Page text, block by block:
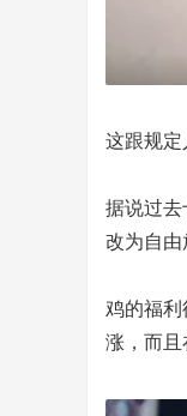
这跟规定
据说过去
改为自由
鸡的福
涨，而且